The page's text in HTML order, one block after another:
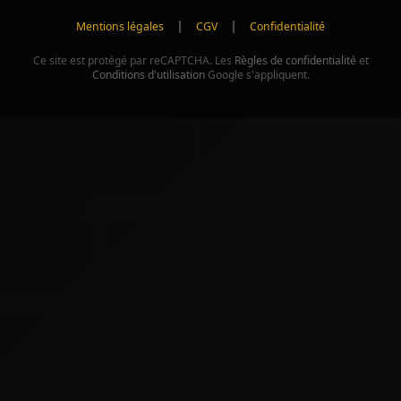
Mentions légales | CGV | Confidentialité
Ce site est protégé par reCAPTCHA. Les Règles de confidentialité et
Conditions d'utilisationGoogle s'appliquent.